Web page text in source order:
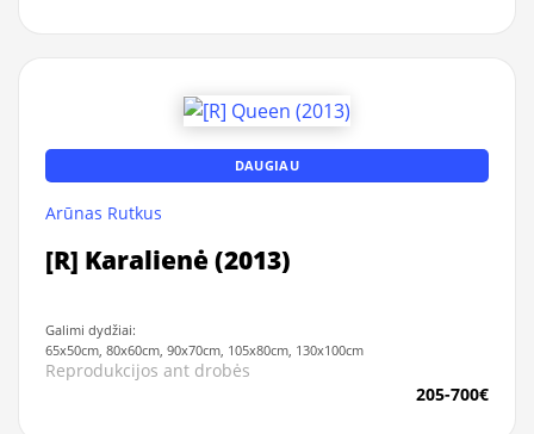
DAUGIAU
Arūnas Rutkus
[R] Karalienė (2013)
Galimi dydžiai:
65x50cm, 80x60cm, 90x70cm, 105x80cm, 130x100cm
Reprodukcijos ant drobės
205-700€